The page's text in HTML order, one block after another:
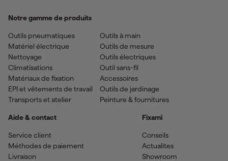
Notre gamme de produits
Outils pneumatiques
Matériel électrique
Nettoyage
Climatisations
Matériaux de fixation
EPI et vêtements de travail
Transports et atelier
Outils à main
Outils de mesure
Outils électriques
Outil sans-fil
Accessoires
Outils de jardinage
Peinture & fournitures
Aide & contact
Service client
Méthodes de paiement
Livraison
Fixami
Conseils
Actualites
Showroom